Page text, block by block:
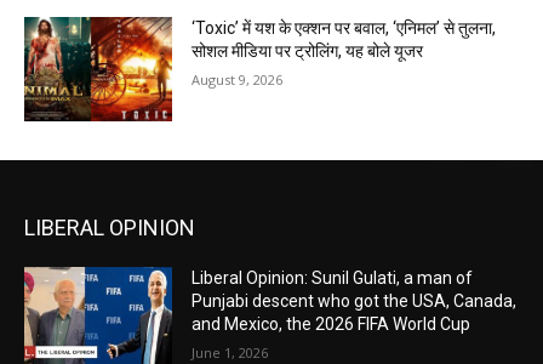
‘Toxic’ में यश के एक्शन पर बवाल, ‘एनिमल’ से तुलना,
सोशल मीडिया पर ट्रोलिंग, यह बोले यूजर
August 9, 2026
LIBERAL OPINION
Liberal Opinion: Sunil Gulati, a man of
Punjabi descent who got the USA, Canada,
and Mexico, the 2026 FIFA World Cup
June 1, 2026